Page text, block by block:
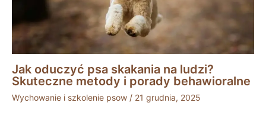
Jak oduczyć psa skakania na ludzi?
Skuteczne metody i porady behawioralne
Wychowanie i szkolenie psow / 21 grudnia, 2025